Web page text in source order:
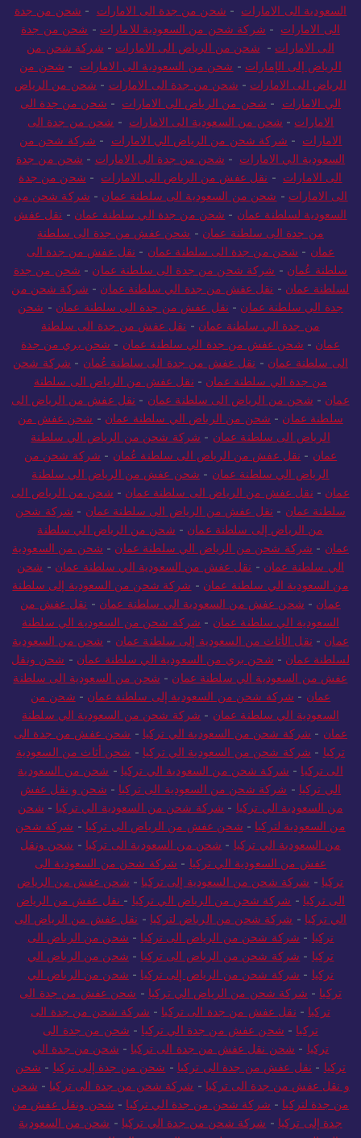
السعودية الى الامارات-شحن من جدة الى الامارات- شحن من جدة
الى الامارات-شركة شحن من السعودية للامارات -شحن من جدة
الى الامارات-شحن من الرياض الى الامارات-شركة شحن من
الرياض إلى الإمارات -شحن من السعودية الى الامارات-شحن من
الرياض الى الامارات-شحن من جدة الى الامارات- شحن من الرياض
الي الامارات-شحن من الرياض الى الامارات-شحن من جدة الى
الامارات-شحن من السعودية الى الامارات-شحن من جدة الى
الامارات-شركة شحن من الرياض الي الامارات- شركة شحن من
السعودية الي الامارات-شحن من جدة الى الامارات-شحن من جدة
الى الامارات-نقل عفش من الرياض الى الامارات-شحن من جدة
الى الامارات-شحن من السعودية الى سلطنة عمان -شركة شحن من
السعودية لسلطنة عمان -شحن من جدة الي سلطنة عمان -نقل عفش
من جدة الى سلطنة عمان -شحن عفش من جدة الى سلطنة
عمان -شحن من جدة الى سلطنة عمان -نقل عفش من جدة الى
سلطنة عُمان -شركة شحن من جدة الى سلطنة عمان -شحن من جدة
لسلطنة عمان -نقل عفش من جدة الي سلطنة عمان - شركة شحن من
جدة الي سلطنة عمان -نقل عفش من جدة الى سلطنة عمان -شحن
من جدة الي سلطنة عمان -نقل عفش من جدة الى سلطنة
عمان -شحن عفش من جدة الي سلطنة عمان -شحن بري من جدة
الى سلطنة عمان -نقل عفش من جدة الى سلطنة عُمان - شركة شحن
من جدة الي سلطنة عمان -نقل عفش من الرياض الى سلطنة
عمان -شحن من الرياض الى سلطنة عمان -نقل عفش من الرياض الى
سلطنة عمان -شحن من الرياض الي سلطنة عمان -شحن عفش من
الرياض الى سلطنة عمان -شركة شحن من الرياض الي سلطنة
عمان -نقل عفش من الرياض الى سلطنة عُمان -شركة شحن من
الرياض الي سلطنة عمان -شحن عفش من الرياض الي سلطنة
عمان -نقل عفش من الرياض الى سلطنة عمان -شحن من الرياض الى
سلطنة عمان - نقل عفش من الرياض الى سلطنة عمان - شركة شحن
من الرياض إلى سلطنة عمان -شحن من الرياض الي سلطنة
عمان - شركة شحن من الرياض الي سلطنة عمان - شحن من السعودية
الي سلطنة عمان -نقل عفش من السعودية الي سلطنة عمان -شحن
من السعودية الي سلطنة عمان -شركة شحن من السعودية إلى سلطنة
عمان -شحن عفش من السعودية الي سلطنة عمان -نقل عفش من
السعودية الي سلطنة عمان -شركة شحن من السعودية الي سلطنة
عمان -نقل الأثاث من السعودية إلى سلطنة عمان -شحن من السعودية
لسلطنة عمان -شحن بري من السعودية الي سلطنة عمان -شحن ونقل
عفش من السعودية الي سلطنة عمان -شحن من السعودية الى سلطنة
عمان - شركة شحن من السعودية إلى سلطنة عمان -شحن من
السعودية الي سلطنة عمان -شركة شحن من السعودية الي سلطنة
عمان - شركة شحن من السعودية الي تركيا -شحن عفش من جدة الى
تركيا-شركة شحن من السعودية الي تركيا -شحن أثاث من السعودية
الى تركيا- شركة شحن من السعودية الي تركيا-شحن من السعودية
الي تركيا-شركة شحن من السعودية الى تركيا-شحن و نقل عفش
من السعودية الي تركيا-شركة شحن من السعودية الي تركيا-شحن
من السعودية لتركيا-شحن عفش من الرياض الى تركيا -شركة شحن
من السعودية الي تركيا-شحن من السعودية الى تركيا-شحن ونقل
عفش من السعودية الي تركيا-شركة شحن من السعودية الى
تركيا -شركة شحن من السعودية إلى تركيا-شحن عفش من الرياض
الى تركيا -شركة شحن من الرياض الي تركيا-نقل عفش من الرياض
الي تركيا-شركة شحن من الرياض لتركيا-نقل عفش من الرياض الى
تركيا-شركة شحن من الرياض الى تركيا-شحن من الرياض الى
تركيا-شركة شحن من الرياض الى تركيا-شحن من الرياض الي
تركيا-شركة شحن من الرياض إلى تركيا-شحن من الرياض الي
تركيا-شركة شحن من الرياض الي تركيا -شحن عفش من جدة الى
تركيا-نقل عفش من جدة الى تركيا-شركة شحن من جدة الى
تركيا-شحن عفش من جدة الي تركيا- شحن من جدة الى
تركيا- شحن نقل عفش من جدة الى تركيا-شحن من جدة الي
تركيا-نقل عفش من جدة الى تركيا-شحن من جدة إلى تركيا- شحن
و نقل عفش من جدة الى تركيا-شركة شحن من جدة الى تركيا-شحن
من جدة لتركيا-شركة شحن من جدة الي تركيا-شحن ونقل عفش من
جدة إلى تركيا -شركة شحن من جدة الي تركيا -شحن من السعودية